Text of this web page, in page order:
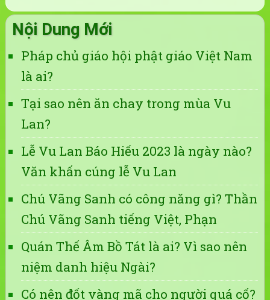
Nội Dung Mới
Pháp chủ giáo hội phật giáo Việt Nam
là ai?
Tại sao nên ăn chay trong mùa Vu
Lan?
Lễ Vu Lan Báo Hiếu 2023 là ngày nào?
Văn khấn cúng lễ Vu Lan
Chú Vãng Sanh có công năng gì? Thần
Chú Vãng Sanh tiếng Việt, Phạn
Quán Thế Âm Bồ Tát là ai? Vì sao nên
niệm danh hiệu Ngài?
Có nên đốt vàng mã cho người quá cố?